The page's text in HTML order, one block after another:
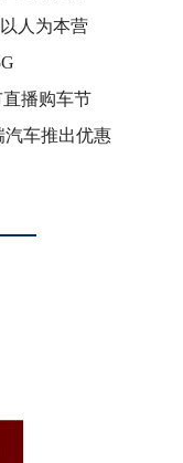
人为本营
播购车节
汽车推出优惠